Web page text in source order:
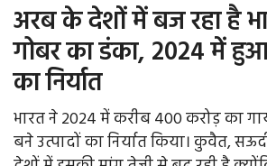
Office Office
Political Gossips
Farm & Food
Opinion
अरब के देशों में बज रहा है
गोबर का डंका, 2024 में
का निर्यात
भारत ने 2024 में करीब 400 करोड़ का
बने उत्पादों का निर्यात किया। कुवैत,